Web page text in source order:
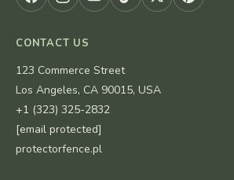
CONTACT US
123 Commerce Street
Los Angeles, CA 90015, USA
+1 (323) 325-2832
[email protected]
protectorfence.pl